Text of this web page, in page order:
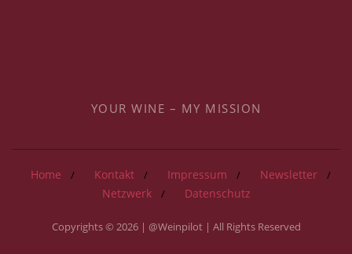
YOUR WINE – MY MISSION
Home Kontakt Impressum
Newsletter
Netzwerk
Datenschutz
Copyrights © 2026 | @Weinpilot | All Rights Reserved